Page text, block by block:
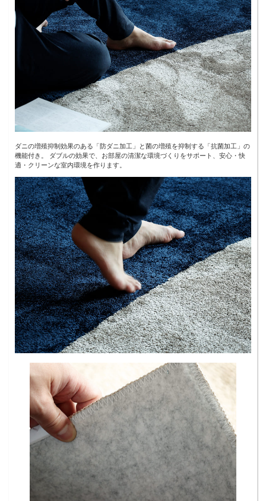
ダニの増殖抑制効果のある「防ダニ加工」と菌の増殖を抑制する「抗菌加工」の
機能付き。 ダブルの効果で、お部屋の清潔な環境づくりをサポート、安心・快
適・クリーンな室内環境を作ります。